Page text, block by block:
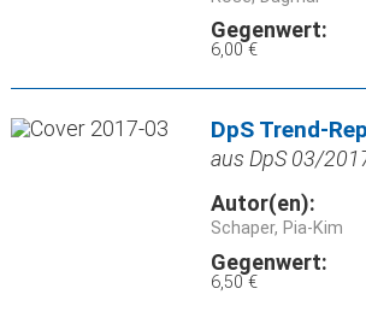
Gegenwert:
6,00 €
DpS Trend-
aus DpS 03/
Autor(en):
Schaper, Pia-Kim
Gegenwert:
6,50 €